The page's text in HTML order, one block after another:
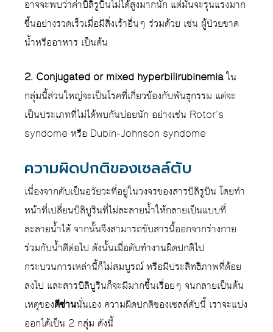
อาจจะพบว่าค่าบิลิรูบินไม่ได้สูงมากนัก แต่มันจะรุนแรงมาก
ขึ้นอย่างรวดเร็วเมื่อมีสิ่งเร้าอื่นๆ ร่วมด้วย เช่น ผู้ป่วยขาด
น้ำหรืออาหาร เป็นต้น
2. Conjugated or mixed hyperbilirubinemiaใน
กลุ่มนี้ส่วนใหญ่จะเป็นโรคที่เกี่ยวข้องกับพันธุกรรม แต่จะ
เป็นประเภทที่ไม่ได้พบกันบ่อยนัก อย่างเช่น Rotor’s
syndome หรือ Dubin-Johnson syndome
ความผิดปกติของเซลล์ตับ
เนื่องจากตับเป็นอวัยวะที่อยู่ในวงจรของสารบิลิรูบิน โดยทำ
หน้าที่เปลี่ยนบิลิบูรินที่ไม่ละลายน้ำให้กลายเป็นแบบที่
ละลายน้ำได้ จากนั้นจึงสามารถขับสารนี้ออกจากร่างกาย
ร่วมกับน้ำดีต่อไป ดังนั้นเมื่อตับทำงานผิดปกติไป
กระบวนการเหล่านี้ก็ไม่สมบูรณ์ หรือมีประสิทธิภาพที่ด้อย
ลงไป และสารบิลิบูรินก็จะมีมากขึ้นเรื่อยๆ จนกลายเป็นต้น
เหตุของดีซ่านนั่นเอง ความผิดปกติของเซลล์ตับนี้ เราจะแบ่ง
ออกได้เป็น 2 กลุ่ม ดังนี้